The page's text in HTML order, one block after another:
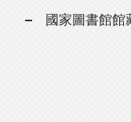
國家圖書館館